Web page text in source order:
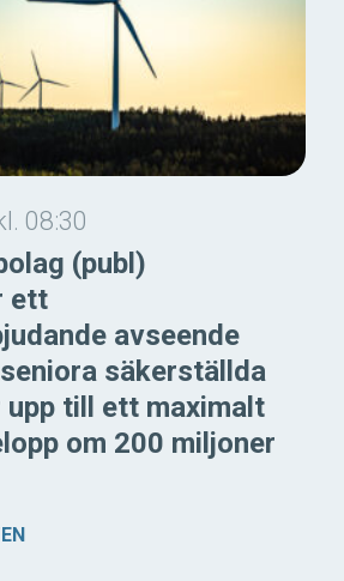
08:30
(publ)
ett
avseende
säkerställda
till ett maximalt
om 200 miljoner